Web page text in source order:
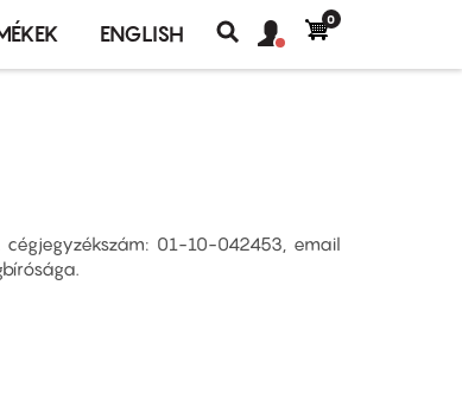
ENGLISH
Keresés
fiók
Felhasználói
0
01-10-042453, email